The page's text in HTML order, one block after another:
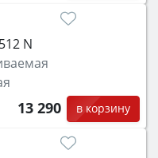
N
13 290 в корзину